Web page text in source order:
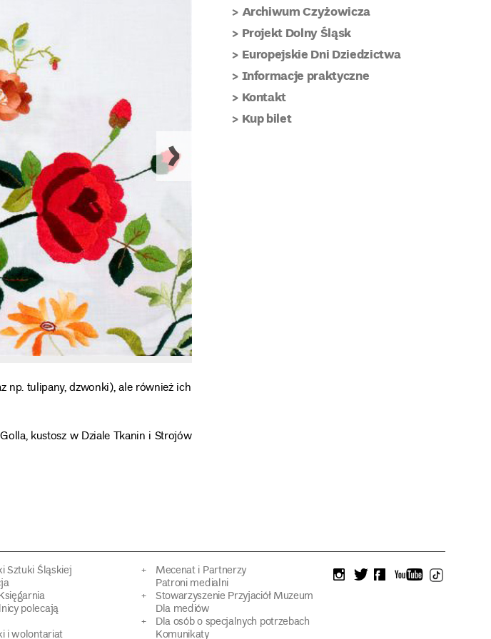
np. tulipany, dzwonki), ale również ich
kustosz w Dziale Tkanin i Strojów
Archiwum Czyżowicza
Projekt Dolny Śląsk
Europejskie Dni Dziedzictwa
Informacje praktyczne
Kontakt
Kup bilet
Sztuki Śląskiej
polecają
i wolontariat
Mecenat i Partnerzy
Patroni medialni
Stowarzyszenie Przyjaciół Muzeum
Dla mediów
Dla osób o specjalnych potrzebach
Komunikaty
instagram
twitterfacebookyoutube
tiktok